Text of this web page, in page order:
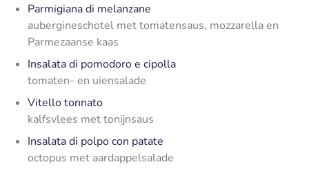
Parmigiana di melanzane
aubergineschotel met tomatensaus, mozzarella en
Parmezaanse kaas
Insalata di pomodoro e cipolla
tomaten- en uiensalade
Vitello tonnato
kalfsvlees met tonijnsaus
Insalata di polpo con patate
octopus met aardappelsalade